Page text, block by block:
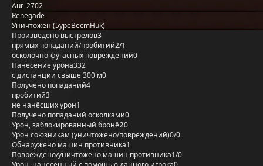
Aur_2702
Renegade
Уничтожен (5ypeBecmHuk)
Произведено выстрелов3
прямых попаданий/пробитий2/1
осколочно-фугасных повреждений0
Нанесение урона332
с дистанции свыше 300 м0
Получено попаданий4
пробитий3
не нанёсших урон1
Получено попаданий осколками0
Урон, заблокированный бронёй0
Урон союзникам (уничтожено/повреждений)0/0
Обнаружено машин противника1
Повреждено/уничтожено машин противника1/0